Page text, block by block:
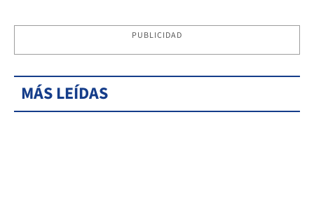
PUBLICIDAD
MÁS LEÍDAS